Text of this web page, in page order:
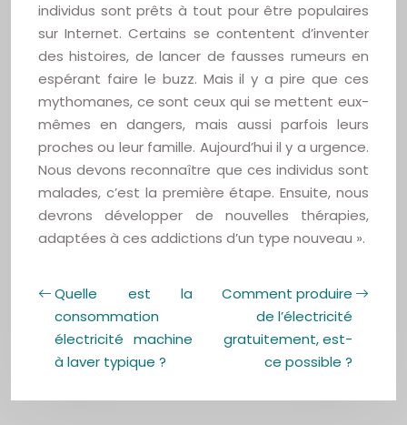
individus sont prêts à tout pour être populaires
sur Internet. Certains se contentent d’inventer
des histoires, de lancer de fausses rumeurs en
espérant faire le buzz. Mais il y a pire que ces
mythomanes, ce sont ceux qui se mettent eux-
mêmes en dangers, mais aussi parfois leurs
proches ou leur famille. Aujourd’hui il y a urgence.
Nous devons reconnaître que ces individus sont
malades, c’est la première étape. Ensuite, nous
devrons développer de nouvelles thérapies,
adaptées à ces addictions d’un type nouveau ».
Quelle est la
consommation
électricité machine
à laver typique ?
Comment produire
de l’électricité
gratuitement, est-
ce possible ?